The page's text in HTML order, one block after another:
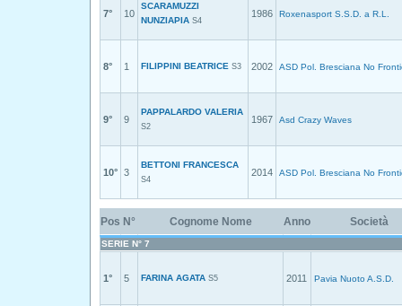
7° 10
SCARAMUZZI
NUNZIAPIA S4
1986 Roxenasport S.S.D. a R.L.
8° 1 FILIPPINI BEATRICE S3 2002 ASD Pol. Bresciana No
9° 9
PAPPALARDO VALERIA
S2
1967 Asd Crazy Waves
10° 3
BETTONI FRANCESCA
S4
2014 ASD Pol. Bresciana No
Pos N° Cognome Nome Anno Società
SERIE N° 7
1° 5 FARINA AGATA S5 2011 Pavia Nuoto A.S.D.